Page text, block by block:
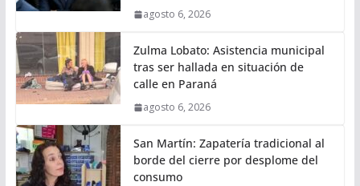
agosto 6, 2026
Zulma Lobato: Asistencia municipal
tras ser hallada en situación de
calle en Paraná
agosto 6, 2026
San Martín: Zapatería tradicional al
borde del cierre por desplome del
consumo